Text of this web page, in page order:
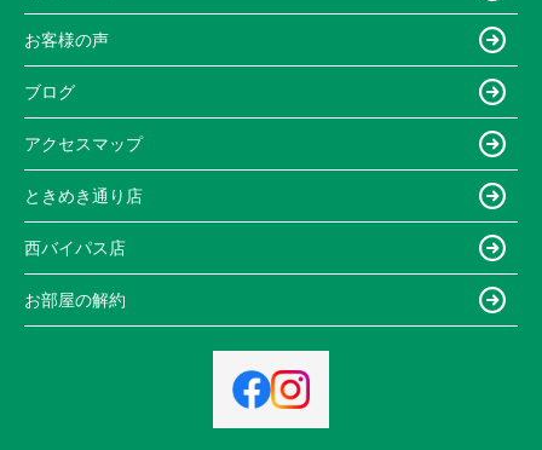
お客様の声
ブログ
アクセスマップ
ときめき通り店
西バイパス店
お部屋の解約